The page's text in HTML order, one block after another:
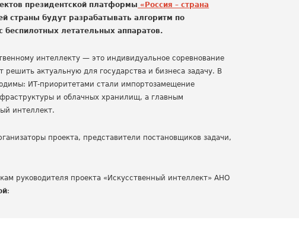
президентской платформы «Россия – страна
страны будут разрабатывать алгоритм по
летательных аппаратов.
интеллекту — это индивидуальное соревнование
актуальную для государства и бизнеса задачу. В
ИТ-приоритетами стали импортозамещение
и облачных хранилищ, а главным
интеллект.
проекта, представители постановщиков задачи,
руководителя проекта «Искусственный интеллект» АНО
: